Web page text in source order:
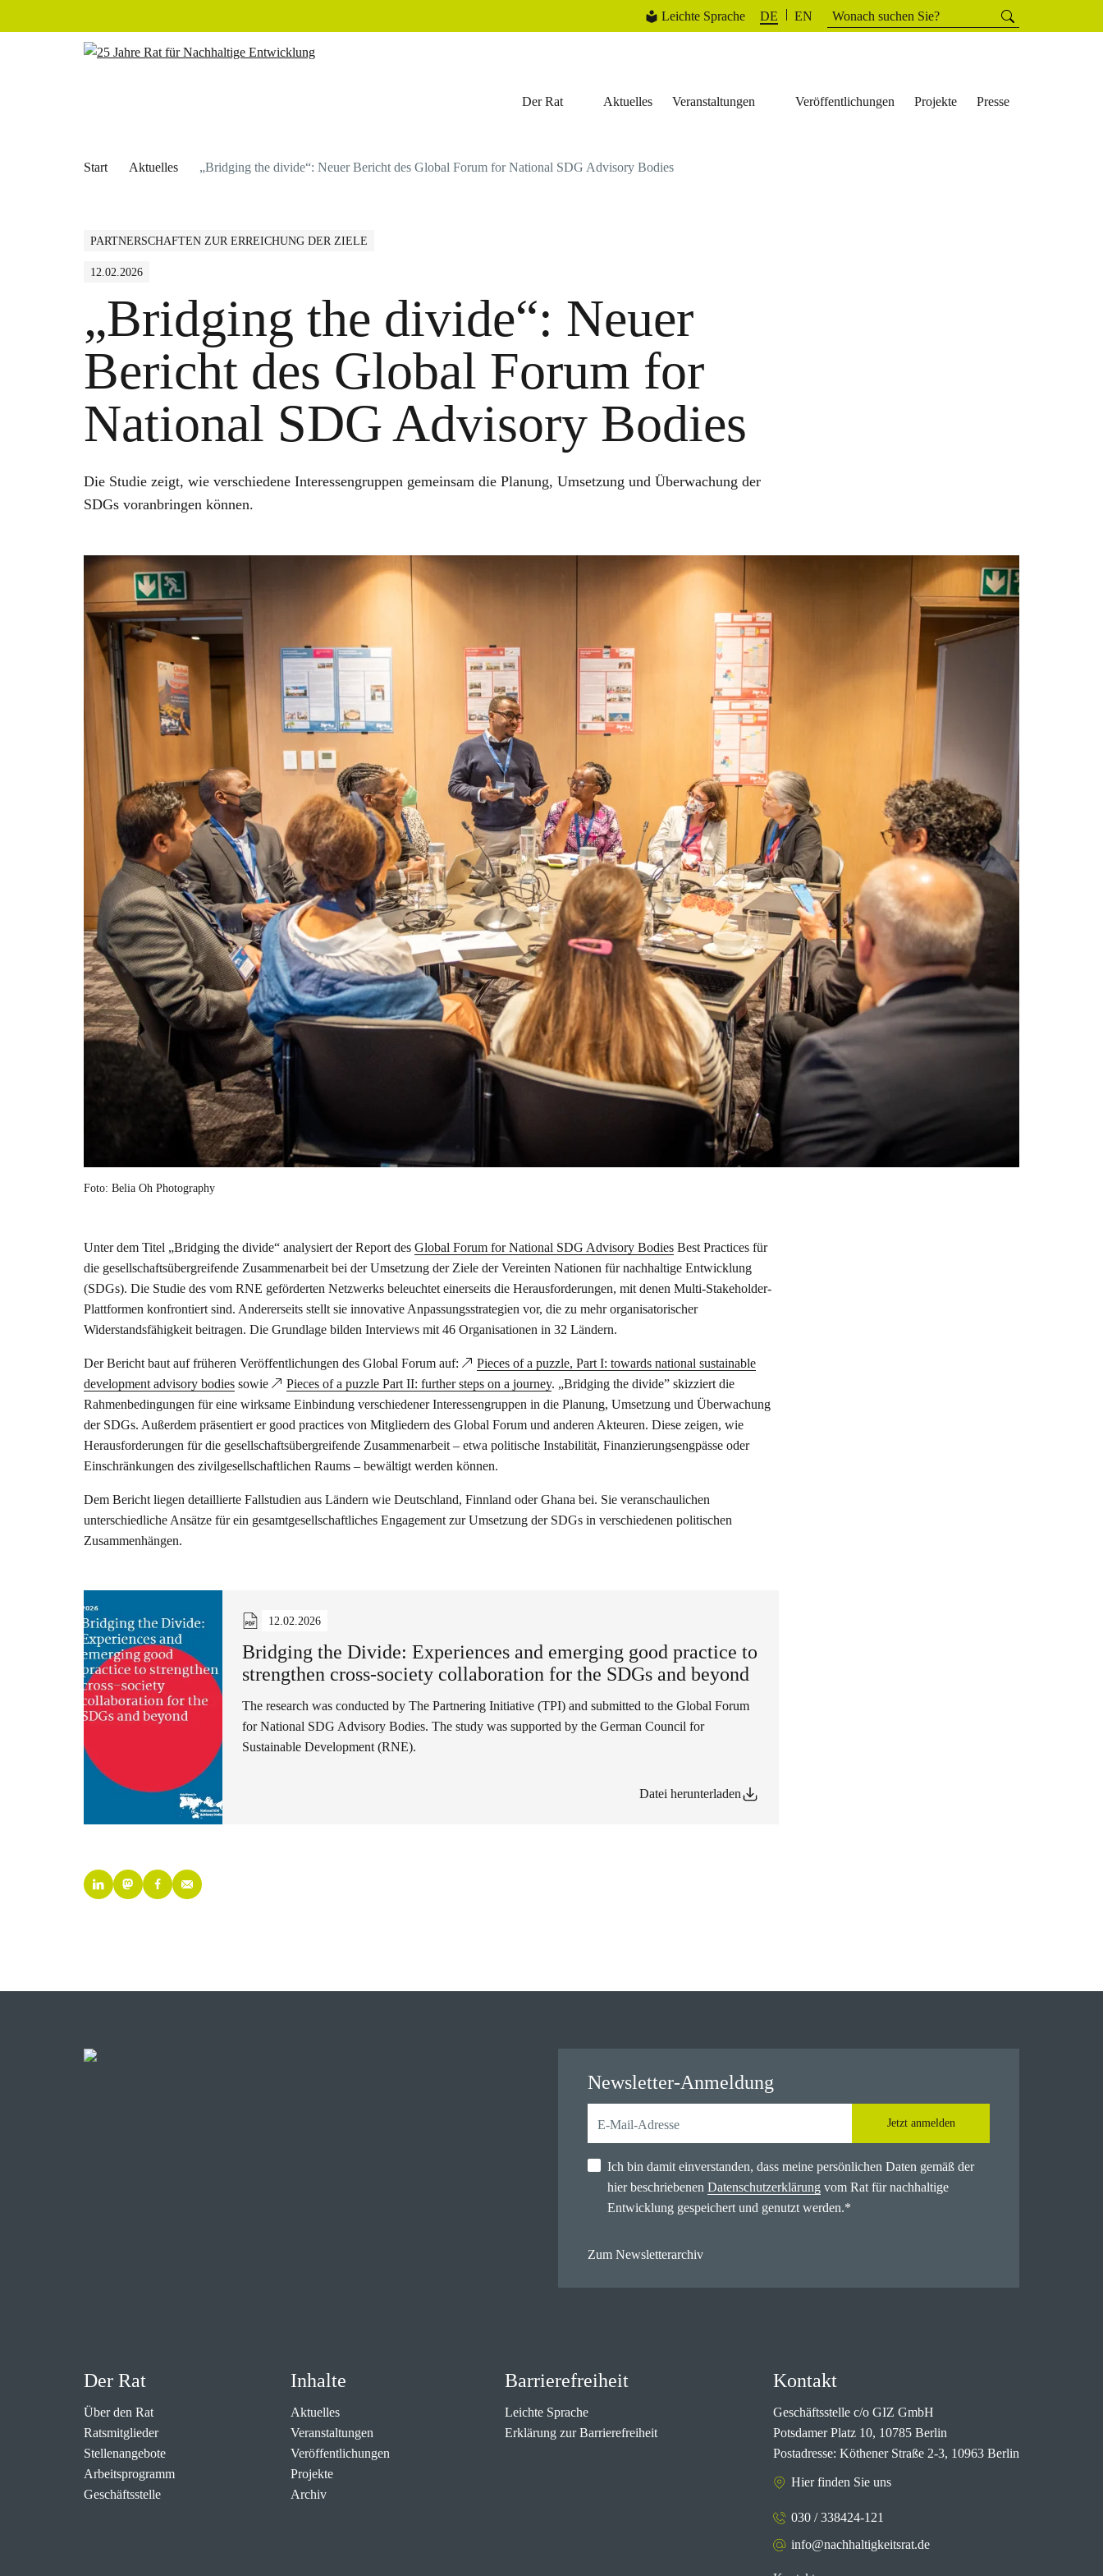
Suchen
nach:
Suchen
DE EN
Leichte Sprache
Der Rat Aktuelles Veranstaltungen Veröffentlichungen Projekte Presse
Start Aktuelles „Bridging the divide“: Neuer Bericht des Global Forum for National SDG Advisory Bodies
PARTNERSCHAFTEN ZUR ERREICHUNG DER ZIELE
12.02.2026
„Bridging the divide“: Neuer
Bericht des Global Forum for
National SDG Advisory Bodies
Die Studie zeigt, wie verschiedene Interessengruppen gemeinsam die Planung, Umsetzung und Überwachung der
SDGs voranbringen können.
Foto: Belia Oh Photography
Unter dem Titel „Bridging the divide“ analysiert der Report des Global Forum for National SDG Advisory Bodies Best Practices für
die gesellschaftsübergreifende Zusammenarbeit bei der Umsetzung der Ziele der Vereinten Nationen für nachhaltige Entwicklung
(SDGs). Die Studie des vom RNE geförderten Netzwerks beleuchtet einerseits die Herausforderungen, mit denen Multi-Stakeholder-
Plattformen konfrontiert sind. Andererseits stellt sie innovative Anpassungsstrategien vor, die zu mehr organisatorischer
Widerstandsfähigkeit beitragen. Die Grundlage bilden Interviews mit 46 Organisationen in 32 Ländern.
Der Bericht baut auf früheren Veröffentlichungen des Global Forum auf:
Pieces of a puzzle, Part I: towards national sustainable
development advisory bodies sowie Pieces of a puzzle Part II: further steps on a journey. „Bridging the divide” skizziert die
Rahmenbedingungen für eine wirksame Einbindung verschiedener Interessengruppen in die Planung, Umsetzung und Überwachung
der SDGs. Außerdem präsentiert er good practices von Mitgliedern des Global Forum und anderen Akteuren. Diese zeigen, wie
Herausforderungen für die gesellschaftsübergreifende Zusammenarbeit – etwa politische Instabilität, Finanzierungsengpässe oder
Einschränkungen des zivilgesellschaftlichen Raums – bewältigt werden können.
Dem Bericht liegen detaillierte Fallstudien aus Ländern wie Deutschland, Finnland oder Ghana bei. Sie veranschaulichen
unterschiedliche Ansätze für ein gesamtgesellschaftliches Engagement zur Umsetzung der SDGs in verschiedenen politischen
Zusammenhängen.
12.02.2026
Bridging the Divide: Experiences and emerging good practice to
strengthen cross-society collaboration for the SDGs and beyond
The research was conducted by The Partnering Initiative (TPI) and submitted to the Global Forum
for National SDG Advisory Bodies. The study was supported by the German Council for
Sustainable Development (RNE).
Datei herunterladen
Newsletter-Anmeldung
Jetzt anmelden
Ich bin damit einverstanden, dass meine persönlichen Daten gemäß der
hier beschriebenen Datenschutzerklärung vom Rat für nachhaltige
Entwicklung gespeichert und genutzt werden.*
Zum Newsletterarchiv
Der Rat
Über den Rat
Ratsmitglieder
Stellenangebote
Arbeitsprogramm
Geschäftsstelle
Inhalte
Aktuelles
Veranstaltungen
Veröffentlichungen
Projekte
Archiv
Barrierefreiheit
Leichte Sprache
Erklärung zur Barrierefreiheit
Kontakt
Geschäftsstelle c/o GIZ GmbH
Potsdamer Platz 10, 10785 Berlin
Postadresse: Köthener Straße 2-3, 10963 Berlin
Hier finden Sie uns
030 / 338424-121
info@nachhaltigkeitsrat.de